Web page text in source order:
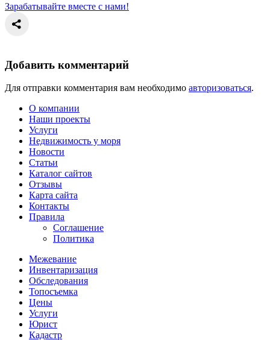
Зарабатывайте вместе с нами!
Добавить комментарий
Для отправки комментария вам необходимо авторизоваться.
О компании
Наши проекты
Услуги
Недвижимость у моря
Новости
Статьи
Каталог сайтов
Отзывы
Карта сайта
Контакты
Правила
Соглашение
Политика
Межевание
Инвентаризация
Обследования
Топосъемка
Цены
Услуги
Юрист
Кадастр